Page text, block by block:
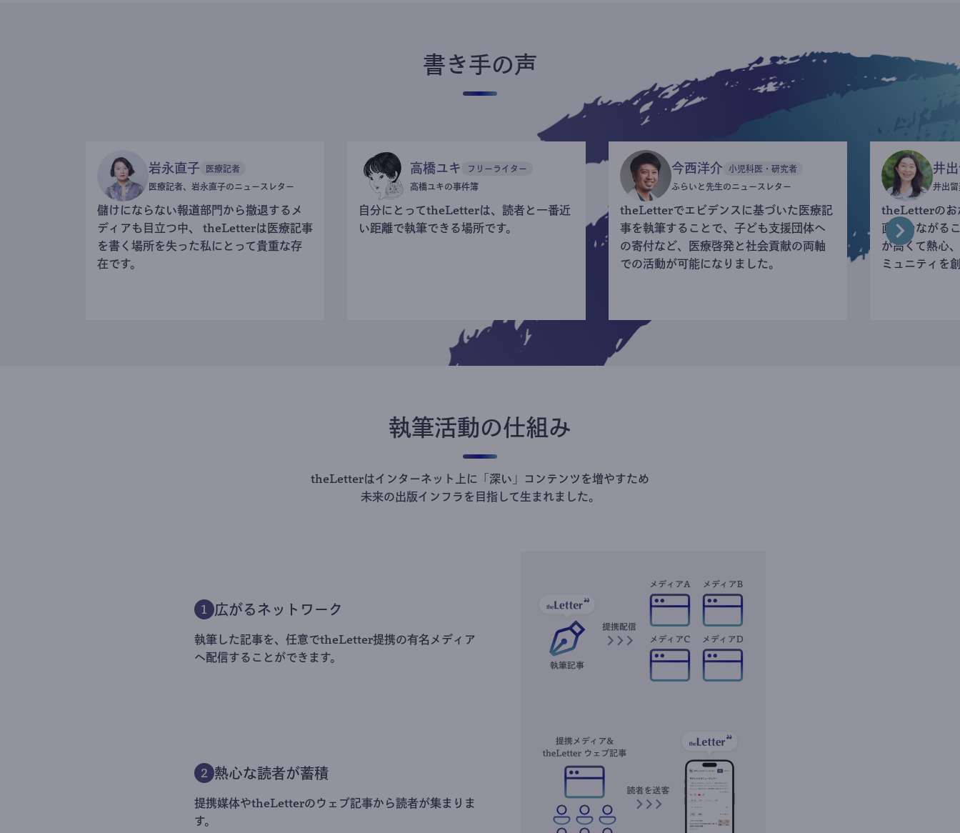
書き手の声
岩永直子 医療記者
医療記者、岩永直子のニュースレター
儲けにならない報道部門から撤退するメ
ディアも目立つ中、 theLetterは医療記事
を書く場所を失った私にとって貴重な存
在です。
高橋ユキ フリーライター
高橋ユキの事件簿
自分にとってtheLetterは、読者と一番近
い距離で執筆できる場所です。
今西洋介 小児科医・研究者
ふらいと先生のニュースレター
theLetterでエビデンスに基づいた医療記
事を執筆することで、子ども支援団体へ
の寄付など、医療啓発と社会貢献の両軸
での活動が可能になりました。
井
井出
theLetterのお
直接つながる
が高くて熱心
ミュニティを
執筆活動の仕組み
theLetterはインターネット上に「深い」コンテンツを増やすため
未来の出版インフラを目指して生まれました。
1 広がるネットワーク
執筆した記事を、任意でtheLetter提携の有名メディア
へ配信することができます。
2 熱心な読者が蓄積
提携媒体やtheLetterのウェブ記事から読者が集まりま
す。